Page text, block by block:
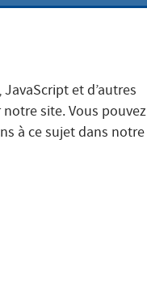
Zweigniederlassung
et d’autres
site. Vous pouvez
à ce sujet dans notre